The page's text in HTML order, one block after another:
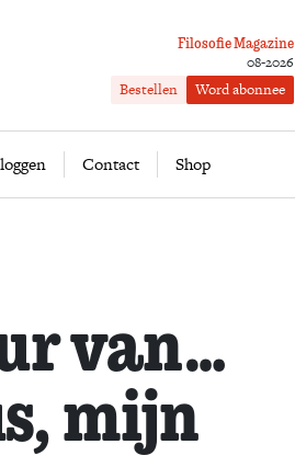
Filosofie Magazine
08-2026
Bestellen Word abonnee
Contact Shop
Word abonnee
van…
mijn